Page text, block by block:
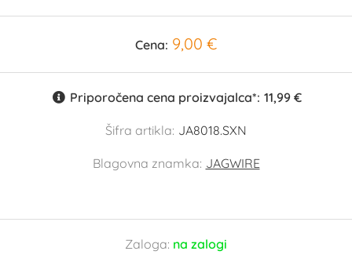
Cena: 9,00 €
Priporočena cena proizvajalca*: 11,99 €
Šifra artikla: JA8018.SXN
Blagovna znamka: JAGWIRE
Zaloga: na zalogi